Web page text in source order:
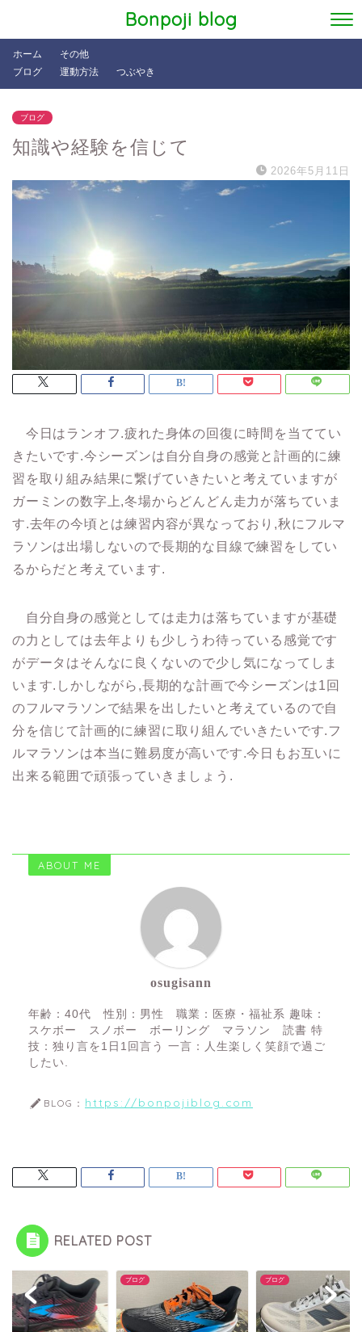
Bonpoji blog
ホーム
ブログ
その他
運動方法
つぶやき
ブログ
知識や経験を信じて
2026年5月11日
今日はランオフ.疲れた身体の回復に時間を当ててい
きたいです.今シーズンは自分自身の感覚と計画的に練
習を取り組み結果に繋げていきたいと考えていますが
ガーミンの数字上,冬場からどんどん走力が落ちていま
す.去年の今頃とは練習内容が異なっており,秋にフルマ
ラソンは出場しないので長期的な目線で練習をしてい
るからだと考えています.
自分自身の感覚としては走力は落ちていますが基礎
の力としては去年よりも少しうわ待っている感覚です
がデータはそんなに良くないので少し気になってしま
います.しかしながら,長期的な計画で今シーズンは1回
のフルマラソンで結果を出したいと考えているので自
分を信じて計画的に練習に取り組んでいきたいです.フ
ルマラソンは本当に難易度が高いです.今日もお互いに
出来る範囲で頑張っていきましょう.
ABOUT ME
osugisann
年齢：40代 性別：男性 職業：医療・福祉系 趣味：
スケボー スノボー ボーリング マラソン 読書 特
技：独り言を1日1回言う 一言：人生楽しく笑顔で過ご
したい.
BLOG： https://bonpojiblog.com
RELATED POST
ブログ ブログ